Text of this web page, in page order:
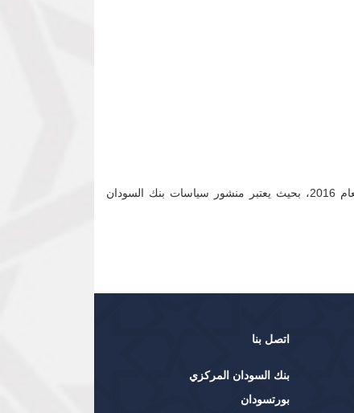
على جميع المصارف والمؤسسات المالية غير المصرفية العاملة بالبلاد العمل وفقاً لأحكام هذا المنشور إعتباراً من الأول من يناير للعام 2016، بحيث يعتبر منشور سياسات بنك السودان
اتصل بنا
بنك السودان المركزي
بورتسودان